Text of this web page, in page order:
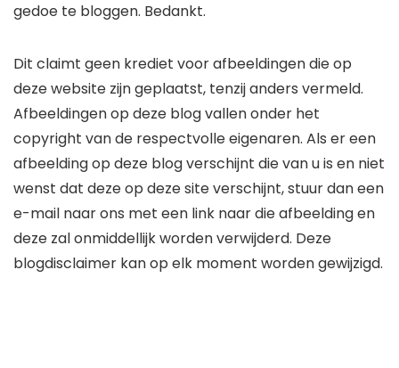
gedoe te bloggen. Bedankt.
Dit claimt geen krediet voor afbeeldingen die op
deze website zijn geplaatst, tenzij anders vermeld.
Afbeeldingen op deze blog vallen onder het
copyright van de respectvolle eigenaren. Als er een
afbeelding op deze blog verschijnt die van u is en niet
wenst dat deze op deze site verschijnt, stuur dan een
e-mail naar ons met een link naar die afbeelding en
deze zal onmiddellijk worden verwijderd. Deze
blogdisclaimer kan op elk moment worden gewijzigd.